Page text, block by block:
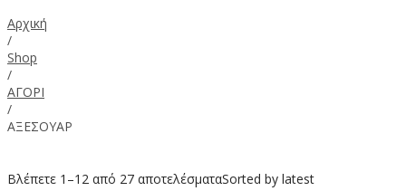
Αρχική
/
Shop
/
ΑΓΟΡΙ
/
ΑΞΕΣΟΥΑΡ
Βλέπετε 1–12 από 27 αποτελέσματαSorted by latest